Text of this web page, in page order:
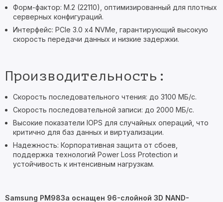
Форм-фактор: M.2 (22110), оптимизированный для плотных
серверных конфигураций.
Интерфейс: PCIe 3.0 x4 NVMe, гарантирующий высокую
скорость передачи данных и низкие задержки.
Производительность:
Скорость последовательного чтения: до 3100 МБ/с.
Скорость последовательной записи: до 2000 МБ/с.
Высокие показатели IOPS для случайных операций, что
критично для баз данных и виртуализации.
Надежность: Корпоративная защита от сбоев,
поддержка технологий Power Loss Protection и
устойчивость к интенсивным нагрузкам.
Samsung PM983a оснащен 96-слойной 3D NAND-